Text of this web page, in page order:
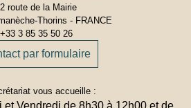
route de la Mairie
Thorins - FRANCE
+33 3 85 35 50 26
par formulaire
vous accueille :
et Vendredi de 8h30 à 12h00 et de